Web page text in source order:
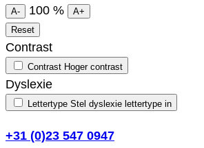
A- 100 %
A+
Reset
Contrast
Contrast Hoger contrast
Dyslexie
Lettertype Stel dyslexie lettertype in
+31 (0)23 547 0947